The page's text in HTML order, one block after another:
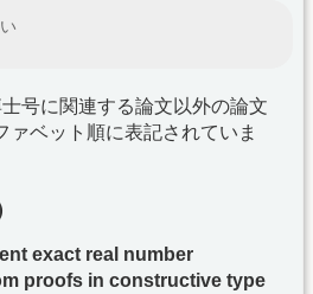
士号に関連する論文以外の論文
ァベット順に表記されていま
exact real number
proofs in constructive type